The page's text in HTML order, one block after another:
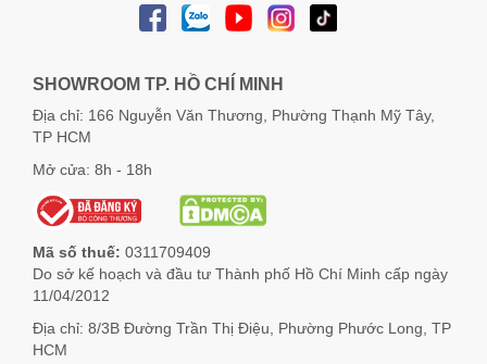
SHOWROOM TP. HỒ CHÍ MINH
Địa chỉ: 166 Nguyễn Văn Thương, Phường Thạnh Mỹ Tây,
TP HCM
Mở cửa: 8h - 18h
Mã số thuế: 0311709409
Do sở kế hoạch và đầu tư Thành phố Hồ Chí Minh cấp ngày
11/04/2012
Địa chỉ: 8/3B Đường Trần Thị Điệu, Phường Phước Long, TP
HCM